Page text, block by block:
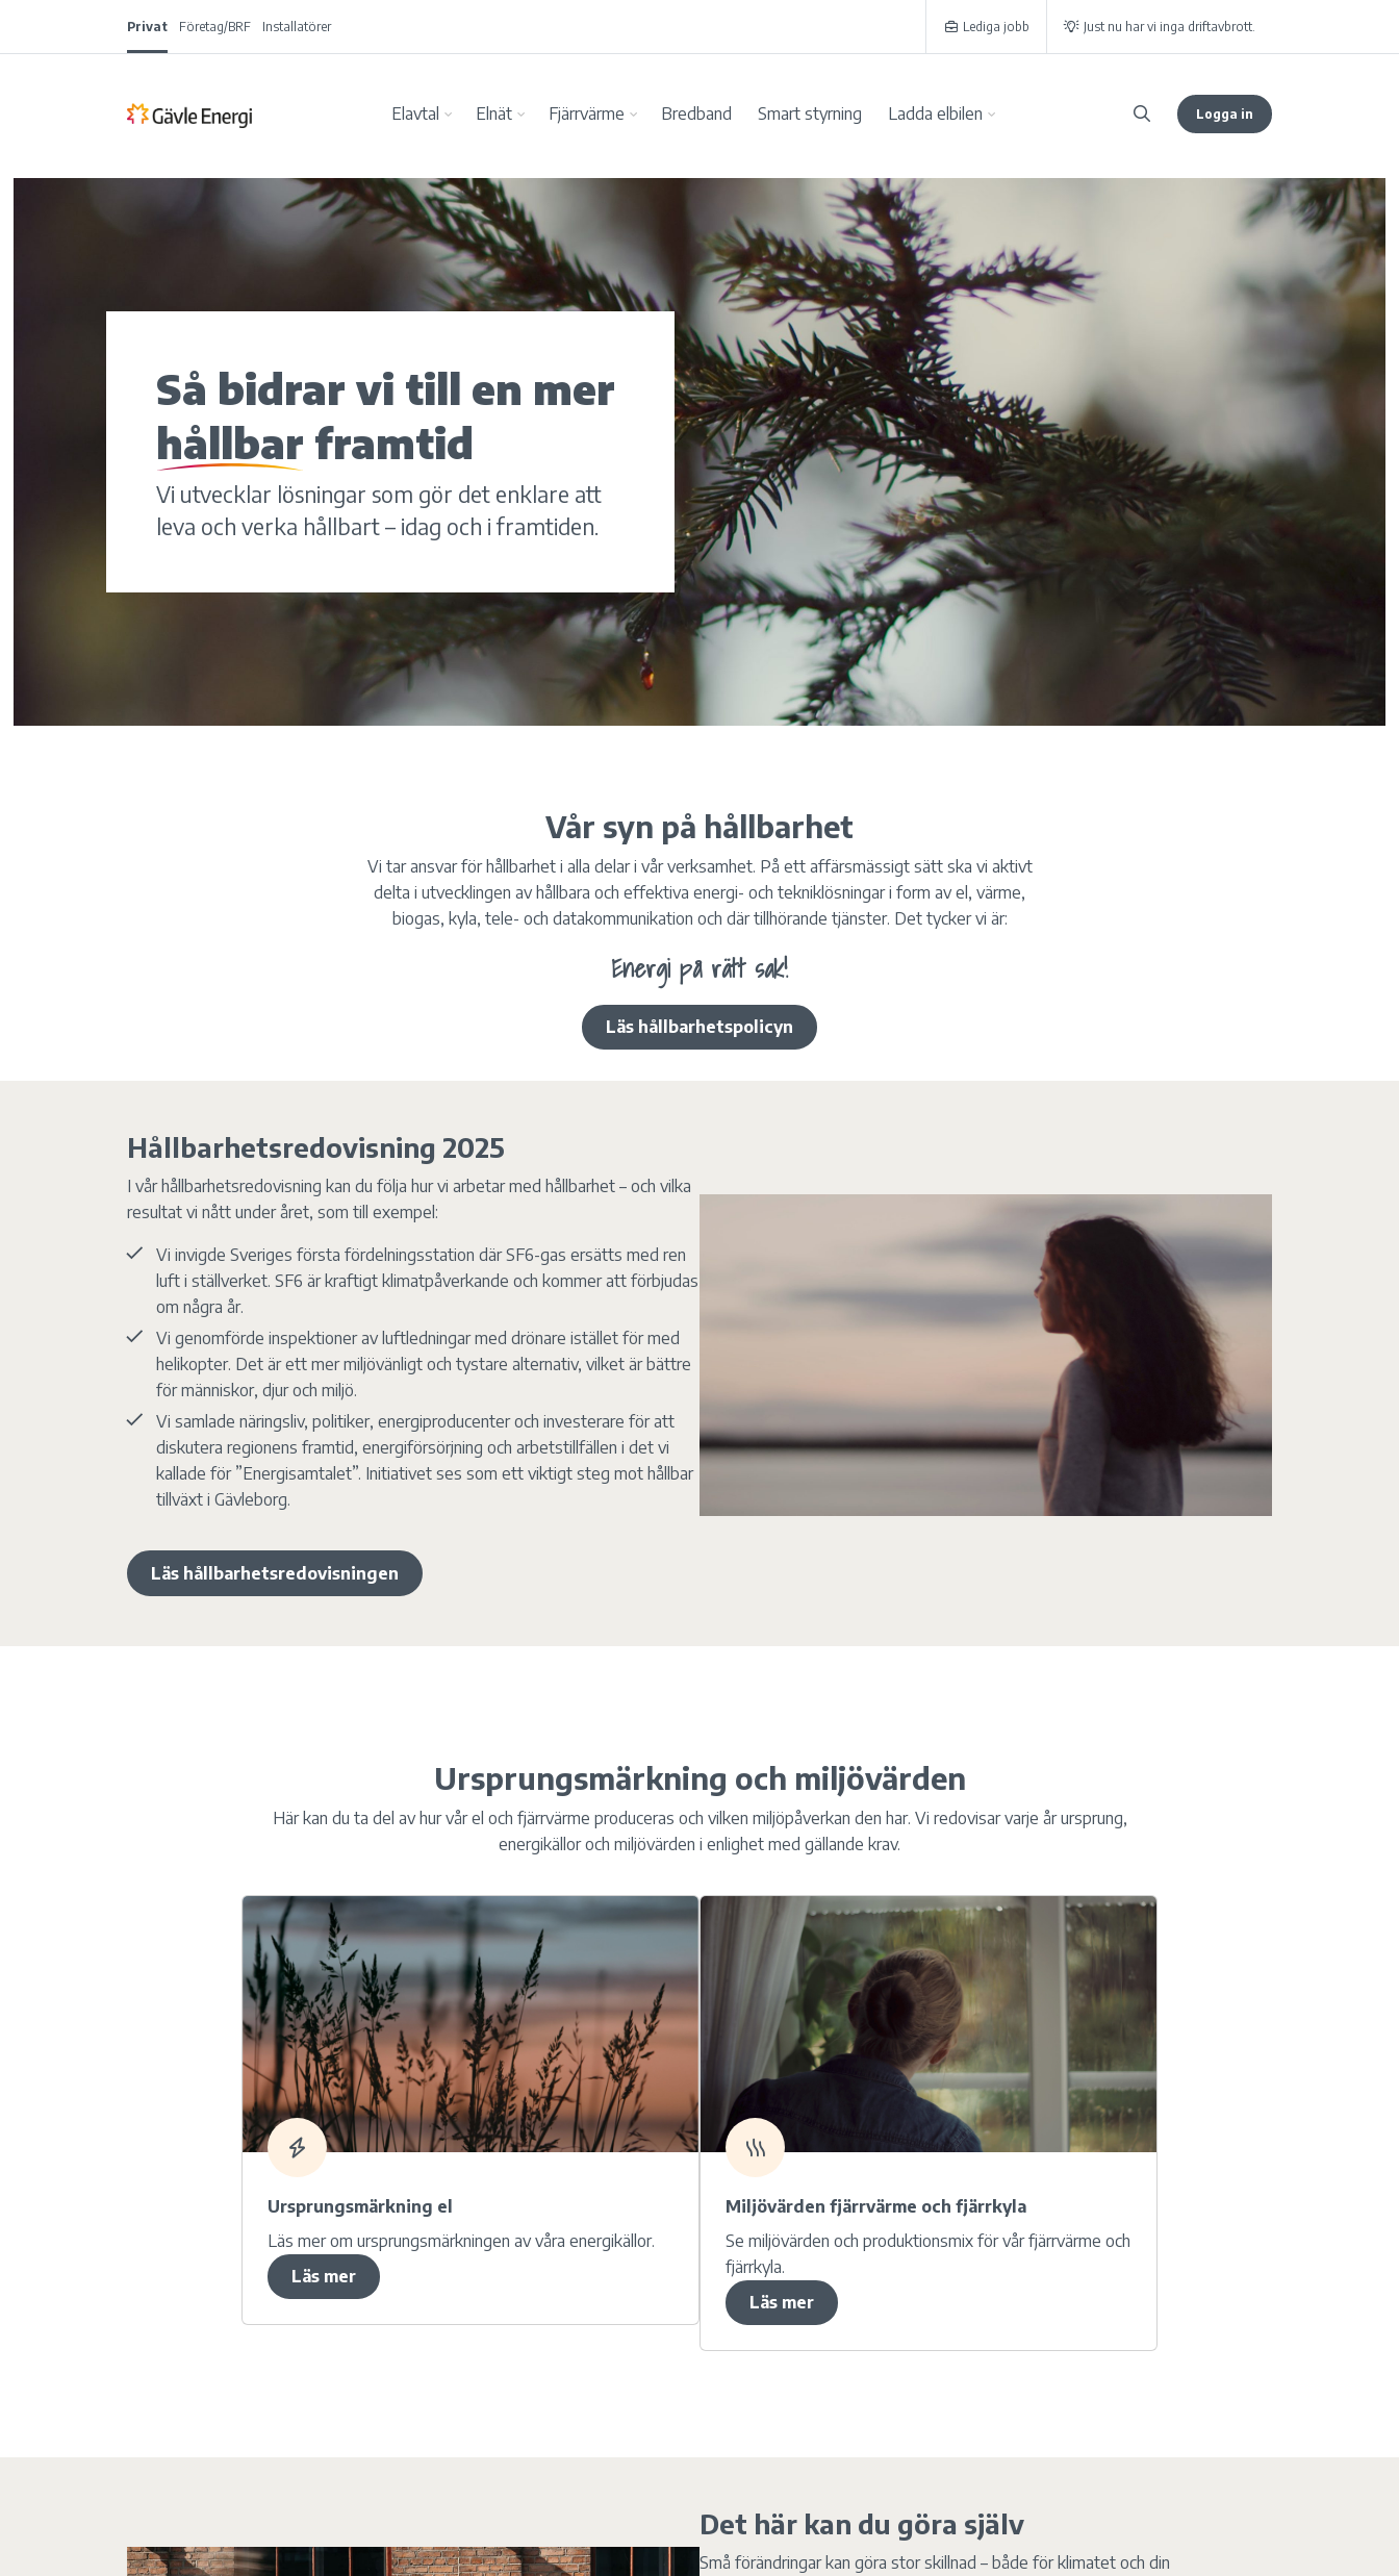
Privat Företag/BRF Installatörer Lediga jobb Just nu har vi inga driftavbrott.
Elavtal Elnät Fjärrvärme Bredband Smart styrning Ladda elbilen Logga in
Så bidrar vi till en mer
hållbar framtid
Vi utvecklar lösningar som gör det enklare att
leva och verka hållbart – idag och i framtiden.
Vår syn på hållbarhet
Vi tar ansvar för hållbarhet i alla delar i vår verksamhet. På ett affärsmässigt sätt ska vi aktivt
delta i utvecklingen av hållbara och effektiva energi- och tekniklösningar i form av el, värme,
biogas, kyla, tele- och datakommunikation och där tillhörande tjänster. Det tycker vi är:
Energi på rätt sak!
Läs hållbarhetspolicyn
Hållbarhetsredovisning 2025
I vår hållbarhetsredovisning kan du följa hur vi arbetar med hållbarhet – och vilka
resultat vi nått under året, som till exempel:
Vi invigde Sveriges första fördelningsstation där SF6-gas ersätts med ren
luft i ställverket. SF6 är kraftigt klimatpåverkande och kommer att förbjudas
om några år.
Vi genomförde inspektioner av luftledningar med drönare istället för med
helikopter. Det är ett mer miljövänligt och tystare alternativ, vilket är bättre
för människor, djur och miljö.
Vi samlade näringsliv, politiker, energiproducenter och investerare för att
diskutera regionens framtid, energiförsörjning och arbetstillfällen i det vi
kallade för ”Energisamtalet”. Initiativet ses som ett viktigt steg mot hållbar
tillväxt i Gävleborg.
Läs hållbarhetsredovisningen
Ursprungsmärkning och miljövärden
Här kan du ta del av hur vår el och fjärrvärme produceras och vilken miljöpåverkan den har. Vi redovisar varje år ursprung,
energikällor och miljövärden i enlighet med gällande krav.
Ursprungsmärkning el
Läs mer om ursprungsmärkningen av våra energikällor.
Läs mer
Miljövärden fjärrvärme och fjärrkyla
Se miljövärden och produktionsmix för vår fjärrvärme och
fjärrkyla.
Läs mer
Det här kan du göra själv
Små förändringar kan göra stor skillnad – både för klimatet och din